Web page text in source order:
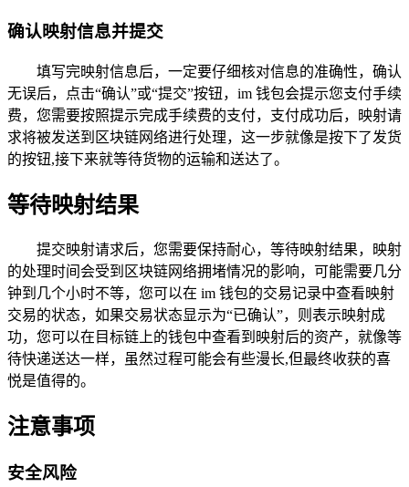
确认映射信息并提交
填写完映射信息后，一定要仔细核对信息的准确性，确认
无误后，点击“确认”或“提交”按钮，im 钱包会提示您支付手续
费，您需要按照提示完成手续费的支付，支付成功后，映射请
求将被发送到区块链网络进行处理，这一步就像是按下了发货
的按钮,接下来就等待货物的运输和送达了。
等待映射结果
提交映射请求后，您需要保持耐心，等待映射结果，映射
的处理时间会受到区块链网络拥堵情况的影响，可能需要几分
钟到几个小时不等，您可以在 im 钱包的交易记录中查看映射
交易的状态，如果交易状态显示为“已确认”，则表示映射成
功，您可以在目标链上的钱包中查看到映射后的资产，就像等
待快递送达一样，虽然过程可能会有些漫长,但最终收获的喜
悦是值得的。
注意事项
安全风险